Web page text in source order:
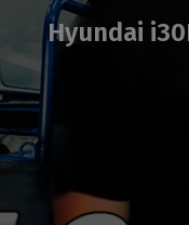
Hyundai